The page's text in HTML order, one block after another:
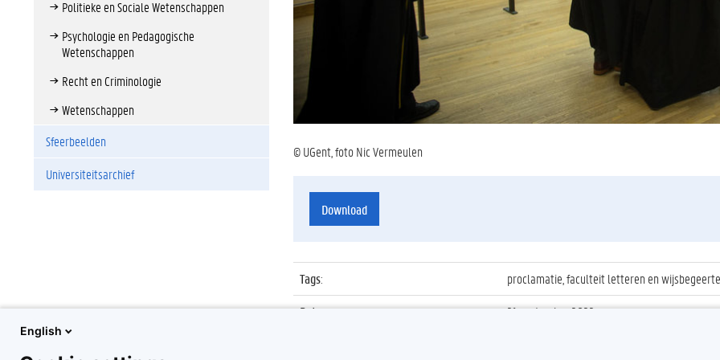
Politieke en Sociale Wetenschappen
Psychologie en Pedagogische
Wetenschappen
Recht en Criminologie
Wetenschappen
Sfeerbeelden
Universiteitsarchief
© UGent, foto Nic Vermeulen
Download
Tags:
proclamatie, faculteit letteren en wijsbegeerte
Datum:
21 september 2022
English